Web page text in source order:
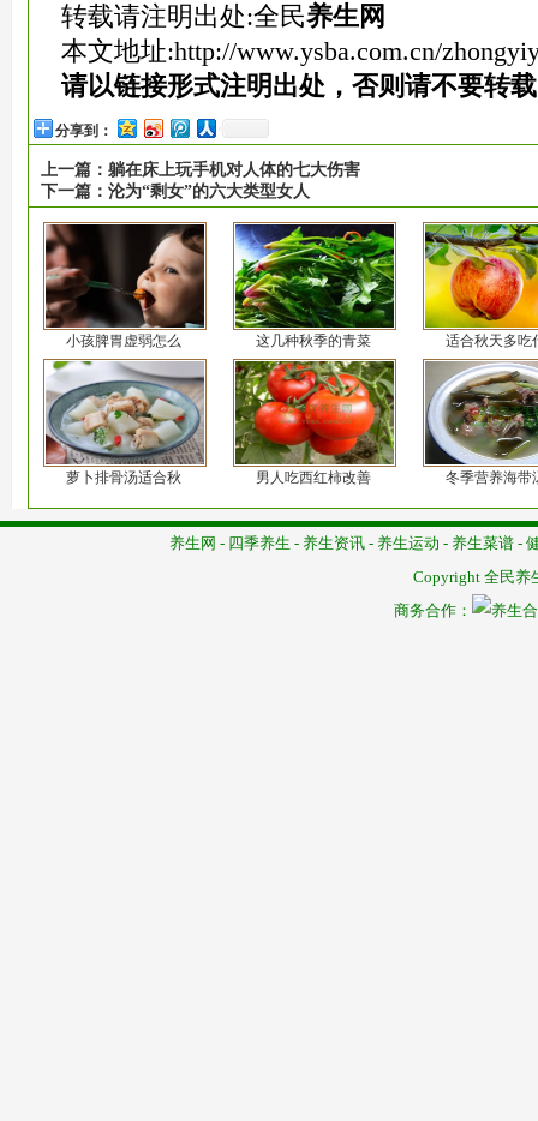
转载请注明出处:全民养生网
本文地址:http://www.ysba.com.cn/
请以链接形式注明出处，否则请不要转
分享到：
上一篇： 躺在床上玩手机对人体的七大伤害
下一篇： 沦为“剩女”的六大类型女人
小孩脾胃虚弱怎么 这几种秋季的青菜 适合秋天多吃
萝卜排骨汤适合秋 男人吃西红柿改善 冬季营养海带
养生网 - 四季养生 - 养生资讯 - 养生运动 - 养生菜谱 -
Copyright 全民养
商务合作：